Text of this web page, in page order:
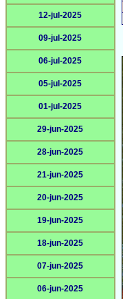
12-jul-2025
09-jul-2025
06-jul-2025
05-jul-2025
01-jul-2025
29-jun-2025
28-jun-2025
21-jun-2025
20-jun-2025
19-jun-2025
18-jun-2025
07-jun-2025
06-jun-2025